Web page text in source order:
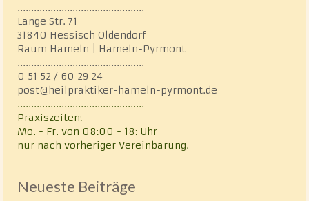
..............................................
Lange Str. 71
31840 Hessisch Oldendorf
Raum Hameln | Hameln-Pyrmont
..............................................
0 51 52 / 60 29 24
post@heilpraktiker-hameln-pyrmont.de
..............................................
Praxiszeiten:
Mo. - Fr. von 08:00 - 18: Uhr
nur nach vorheriger Vereinbarung.
Neueste Beiträge